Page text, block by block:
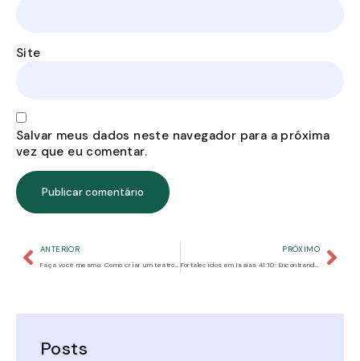
Site
Salvar meus dados neste navegador para a próxima
vez que eu comentar.
ANTERIOR
Faça você mesmo: Como criar um teatro de fantoches com papelão, EVA e materiais caseiros
PRÓXIMO
Fortalecidos em Isaías 41:10: Encontrando Confiança no Senhor
Posts